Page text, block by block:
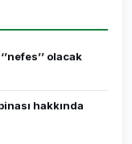
olacak
hakkında